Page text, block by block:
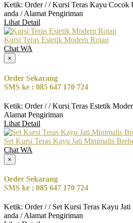
Ketik: Order / / Kursi Teras Kayu Cocok
anda / Alamat Pengiriman
Lihat Detail
Kursi Teras Estetik Modern Rotan
Chat WA
×
Order Sekarang
SMS ke : 085 647 170 724
Ketik: Order / / Kursi Teras Estetik
Alamat Pengiriman
Lihat Detail
Set Kursi Teras Kayu Jati Minimalis
Chat WA
×
Order Sekarang
SMS ke : 085 647 170 724
Ketik: Order / / Set Kursi Teras Kayu
anda / Alamat Pengiriman